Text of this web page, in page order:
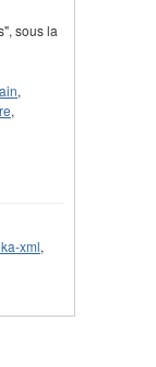
sous la
,
,
xml,